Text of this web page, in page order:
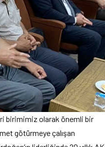
birimimiz olarak önemli bir
götürmeye çalışan